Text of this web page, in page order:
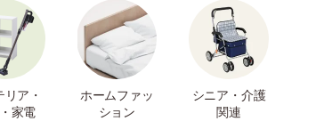
リア・
家電
ホームファッ
ション
シニア・介護
関連